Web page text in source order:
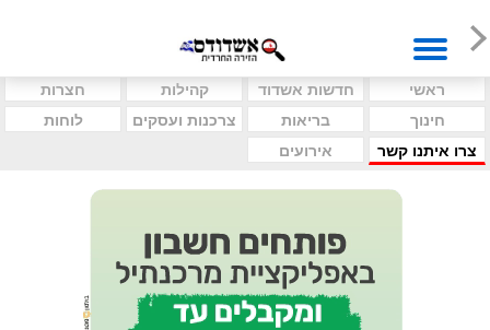
ראשי חדשות אשדוד קהילות
חצרות
חינוך
בריאות צרכנות ועסקים
לוחות
צרו איתנו קשר
אירועים